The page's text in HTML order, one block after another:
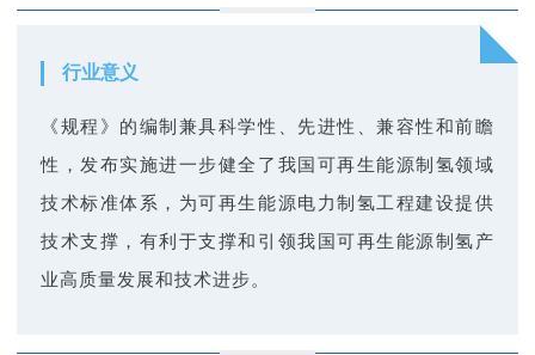
策
行业意义
《规程》的编制兼具科学性、先进性、兼容性和前瞻
性，发布实施进一步健全了我国可再生能源制氢领域
技术标准体系，为可再生能源电力制氢工程建设提供
技术支撑，有利于支撑和引领我国可再生能源制氢产
业高质量发展和技术进步。